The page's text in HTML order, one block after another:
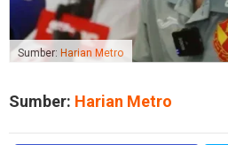
Sumber: Harian Metro
Sumber: Harian Metro